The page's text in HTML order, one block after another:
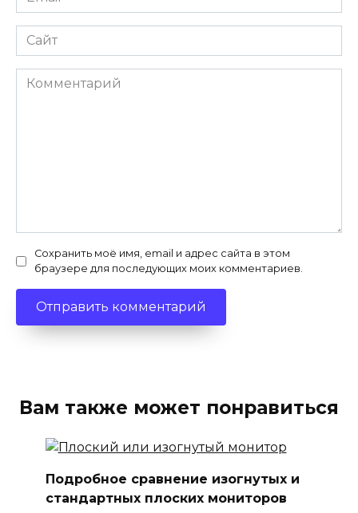
*
Сайт
Комментарий
Сохранить моё имя, email и адрес сайта в этом
браузере для последующих моих комментариев.
Вам также может понравиться
Подробное сравнение изогнутых и
стандартных плоских мониторов